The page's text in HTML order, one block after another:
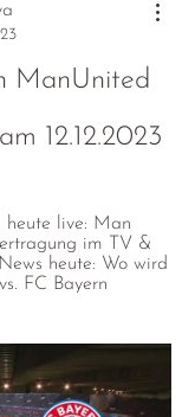
ManUnited
12.12.2023
heute live: Man
im TV &
heute: Wo wird
FC Bayern